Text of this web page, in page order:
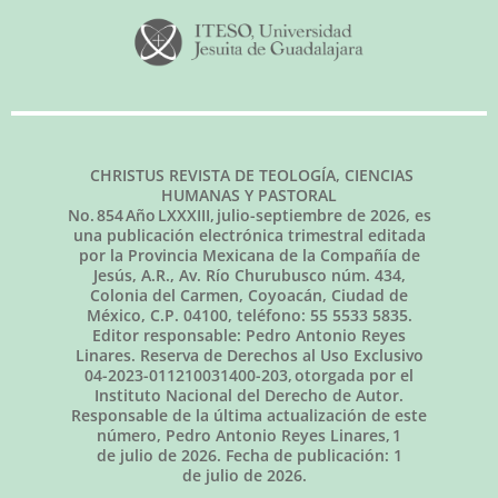
CHRISTUS REVISTA DE TEOLOGÍA, CIENCIAS
HUMANAS Y PASTORAL
No.854Año LXXXIII, julio-septiembre de 2026, es
una publicación electrónica trimestral editada
por la Provincia Mexicana de la Compañía de
Jesús, A.R., Av. Río Churubusco núm. 434,
Colonia del Carmen, Coyoacán, Ciudad de
México, C.P. 04100, teléfono: 55 5533 5835.
Editor responsable: Pedro Antonio Reyes
Linares. Reserva de Derechos al Uso Exclusivo
04-2023-011210031400-203, otorgada por el
Instituto Nacional del Derecho de Autor.
Responsable de la última actualización de este
número, Pedro Antonio Reyes Linares, 1
de julio de 2026. Fecha de publicación: 1
de julio de 2026.